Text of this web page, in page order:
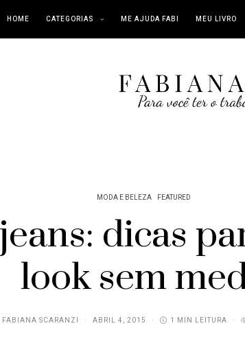
HOME CATEGORIAS ME AJUDA FABI MEU LIVRO
MODA E BELEZA FEATURED
dicas
look sem
FABIANA SCARANZI ABRIL 4, 2015 1 MIN LEITURA